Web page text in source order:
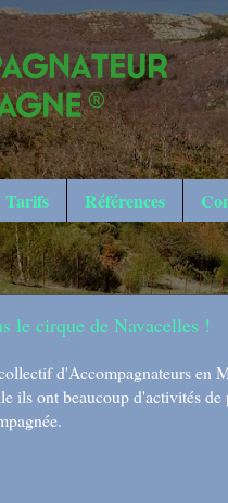
Tarifs Références
le cirque de Navacelles !
d'Accompagnateurs
ils ont beaucoup d'activités